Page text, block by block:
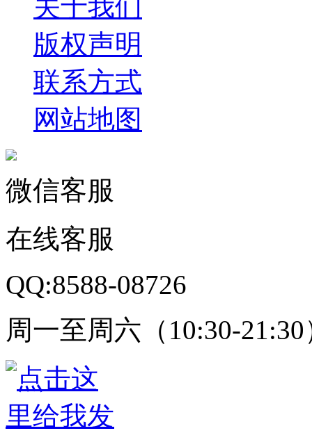
关于我们
版权声明
联系方式
网站地图
微信客服
在线客服
QQ:8588-08726
周一至周六（10:30-21:30